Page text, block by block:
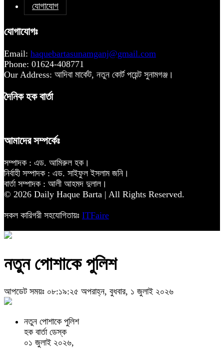
যোগাযোগ
যোগাযোগঃ
Email: haquebartasunamganj@gmail.com
Phone: 01624-408771
Our Address: আদিবা মার্কেট, নতুন কোর্ট পয়েন্ট সুনামগঞ্জ।
দৈনিক হক বার্তা
আমাদের সম্পর্কেঃ
সম্পাদক : এড. আমিরুল হক।
নির্বাহী সম্পাদক : এড. সাইফুল ইসলাম জনি।
বার্তা সম্পাদক : আলী আহমদ দুলাল।
© 2026 Daily Haque Barta | All Rights Reserved.
সকল কারিগরী সহযোগিতায়ঃ ITFaire
নতুন পোশাকে পুলিশ
আপডেট সময়ঃ ০৮:১৯:২৫ অপরাহ্ন, বুধবার, ১ জুলাই ২০২৬
নতুন পোশাকে পুলিশ
হক বার্তা ডেস্ক
০১ জুলাই ২০২৬,